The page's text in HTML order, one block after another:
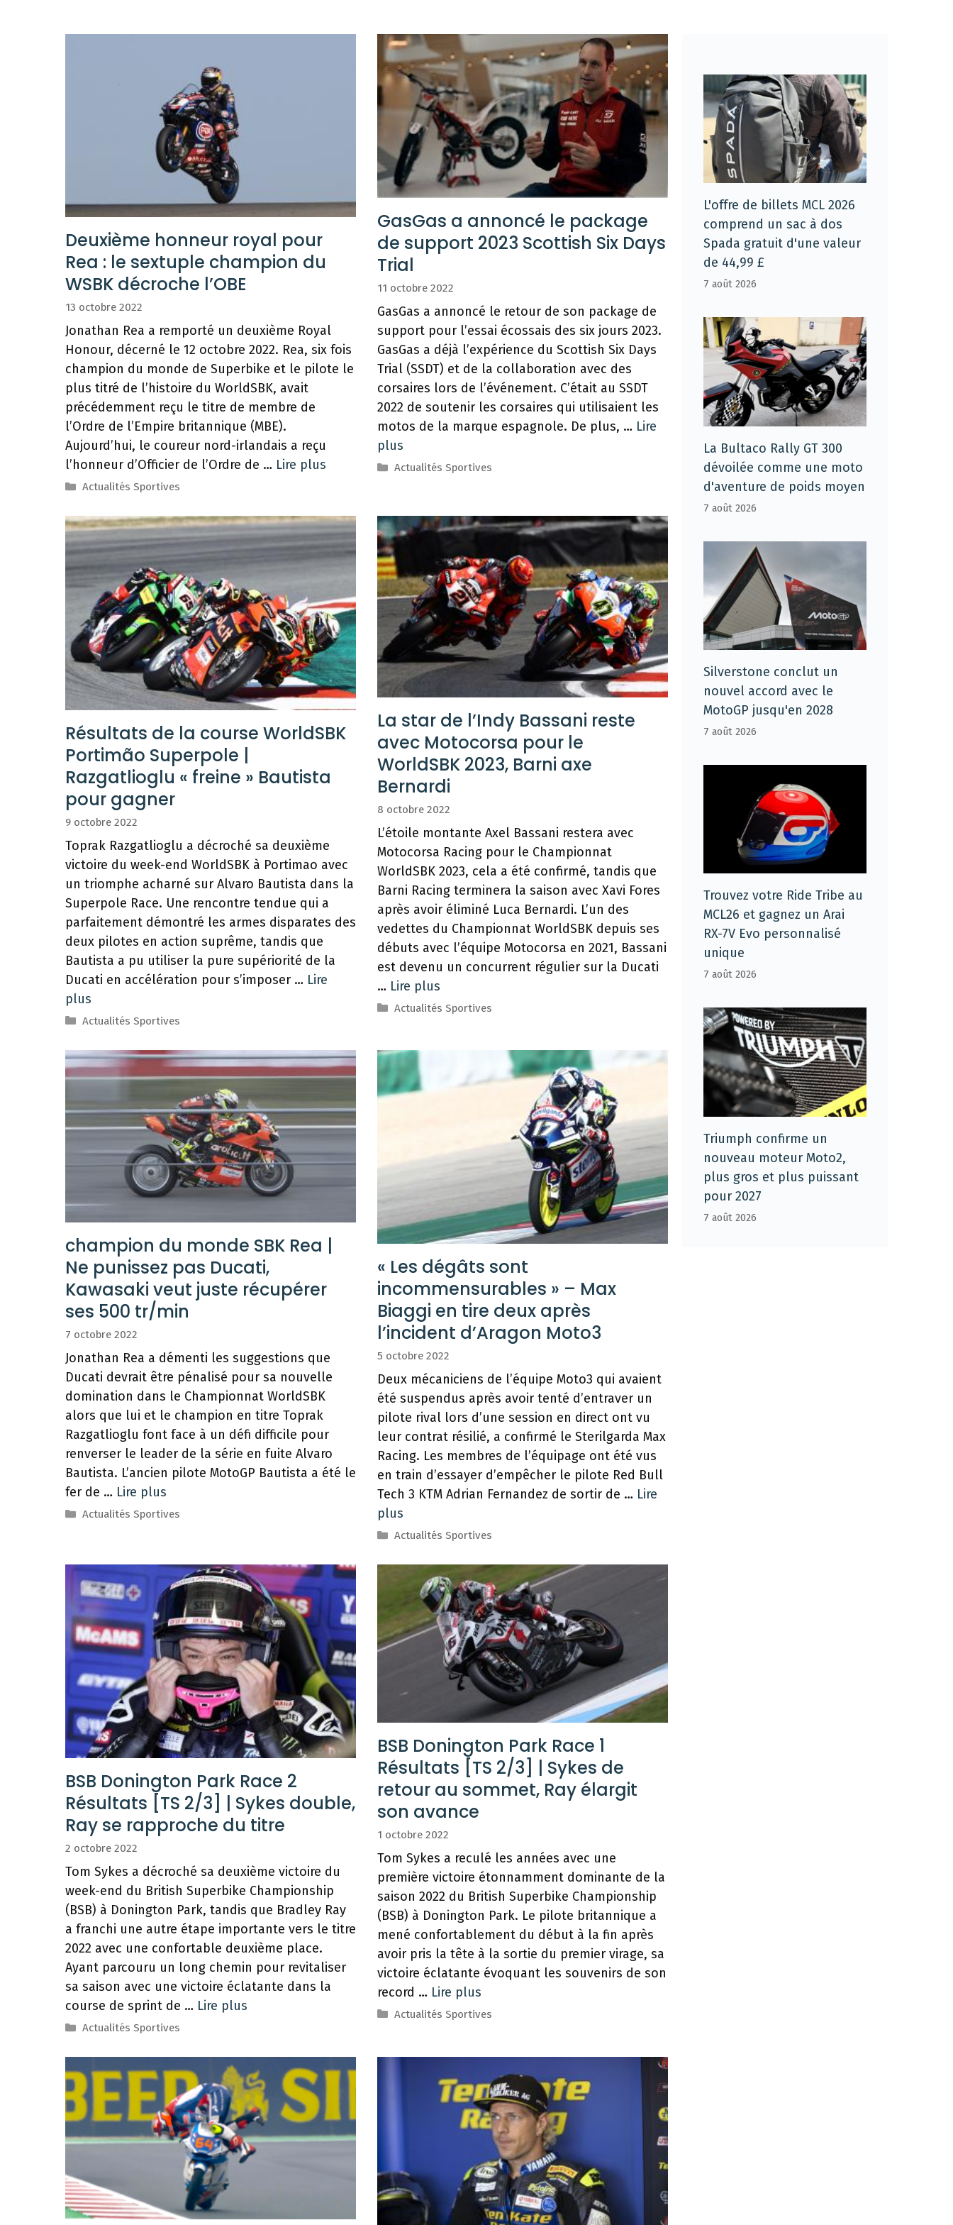
Deuxième honneur royal pour
Rea : le sextuple champion du
WSBK décroche l’OBE
13 octobre 2022
Jonathan Rea a remporté un deuxième Royal
Honour, décerné le 12 octobre 2022. Rea, six fois
champion du monde de Superbike et le pilote le
plus titré de l’histoire du WorldSBK, avait
précédemment reçu le titre de membre de
l’Ordre de l’Empire britannique (MBE).
Aujourd’hui, le coureur nord-irlandais a reçu
l’honneur d’Officier de l’Ordre de … Lire plus
Catégories
Actualités Sportives
GasGas a annoncé le package
de support 2023 Scottish Six Days
Trial
11 octobre 2022
GasGas a annoncé le retour de son package de
support pour l’essai écossais des six jours 2023.
GasGas a déjà l’expérience du Scottish Six Days
Trial (SSDT) ​​et de la collaboration avec des
corsaires lors de l’événement. C’était au SSDT
2022 de soutenir les corsaires qui utilisaient les
motos de la marque espagnole. De plus, … Lire
plus
Catégories
Actualités Sportives
Résultats de la course WorldSBK
Portimão Superpole |
Razgatlioglu « freine » Bautista
pour gagner
9 octobre 2022
Toprak Razgatlioglu a décroché sa deuxième
victoire du week-end WorldSBK à Portimao avec
un triomphe acharné sur Alvaro Bautista dans la
Superpole Race. Une rencontre tendue qui a
parfaitement démontré les armes disparates des
deux pilotes en action suprême, tandis que
Bautista a pu utiliser la pure supériorité de la
Ducati en accélération pour s’imposer … Lire
plus
Catégories
Actualités Sportives
La star de l’Indy Bassani reste
avec Motocorsa pour le
WorldSBK 2023, Barni axe
Bernardi
8 octobre 2022
L’étoile montante Axel Bassani restera avec
Motocorsa Racing pour le Championnat
WorldSBK 2023, cela a été confirmé, tandis que
Barni Racing terminera la saison avec Xavi Fores
après avoir éliminé Luca Bernardi. L’un des
vedettes du Championnat WorldSBK depuis ses
débuts avec l’équipe Motocorsa en 2021, Bassani
est devenu un concurrent régulier sur la Ducati
… Lire plus
Catégories
Actualités Sportives
champion du monde SBK Rea |
Ne punissez pas Ducati,
Kawasaki veut juste récupérer
ses 500 tr/min
7 octobre 2022
Jonathan Rea a démenti les suggestions que
Ducati devrait être pénalisé pour sa nouvelle
domination dans le Championnat WorldSBK
alors que lui et le champion en titre Toprak
Razgatlioglu font face à un défi difficile pour
renverser le leader de la série en fuite Alvaro
Bautista. L’ancien pilote MotoGP Bautista a été le
fer de … Lire plus
Catégories
Actualités Sportives
« Les dégâts sont
incommensurables » – Max
Biaggi en tire deux après
l’incident d’Aragon Moto3
5 octobre 2022
Deux mécaniciens de l’équipe Moto3 qui avaient
été suspendus après avoir tenté d’entraver un
pilote rival lors d’une session en direct ont vu
leur contrat résilié, a confirmé le Sterilgarda Max
Racing. Les membres de l’équipage ont été vus
en train d’essayer d’empêcher le pilote Red Bull
Tech 3 KTM Adrian Fernandez de sortir de … Lire
plus
Catégories
Actualités Sportives
BSB Donington Park Race 2
Résultats [TS 2/3] | Sykes double,
Ray se rapproche du titre
2 octobre 2022
Tom Sykes a décroché sa deuxième victoire du
week-end du British Superbike Championship
(BSB) à Donington Park, tandis que Bradley Ray
a franchi une autre étape importante vers le titre
2022 avec une confortable deuxième place.
Ayant parcouru un long chemin pour revitaliser
sa saison avec une victoire éclatante dans la
course de sprint de … Lire plus
Catégories
Actualités Sportives
BSB Donington Park Race 1
Résultats [TS 2/3] | Sykes de
retour au sommet, Ray élargit
son avance
1 octobre 2022
Tom Sykes a reculé les années avec une
première victoire étonnamment dominante de la
saison 2022 du British Superbike Championship
(BSB) à Donington Park. Le pilote britannique a
mené confortablement du début à la fin après
avoir pris la tête à la sortie du premier virage, sa
victoire éclatante évoquant les souvenirs de son
record … Lire plus
Catégories
Actualités Sportives
L'offre de billets MCL 2026
comprend un sac à dos
Spada gratuit d'une valeur
de 44,99 £
7 août 2026
La Bultaco Rally GT 300
dévoilée comme une moto
d'aventure de poids moyen
7 août 2026
Silverstone conclut un
nouvel accord avec le
MotoGP jusqu'en 2028
7 août 2026
Trouvez votre Ride Tribe au
MCL26 et gagnez un Arai
RX-7V Evo personnalisé
unique
7 août 2026
Triumph confirme un
nouveau moteur Moto2,
plus gros et plus puissant
pour 2027
7 août 2026